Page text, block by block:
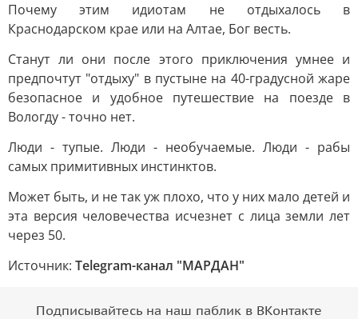
Почему этим идиотам не отдыхалось в
Краснодарском крае или на Алтае, Бог весть.
Станут ли они после этого приключения умнее и
предпочтут "отдыху" в пустыне на 40-градусной жаре
безопасное и удобное путешествие на поезде в
Вологду - точно нет.
Люди - тупые. Люди - необучаемые. Люди - рабы
самых примитивных инстинктов.
Может быть, и не так уж плохо, что у них мало детей и
эта версия человечества исчезнет с лица земли лет
через 50.
Источник: Telegram-канал "МАРДАН"
Подписывайтесь на наш паблик в ВКонтакте